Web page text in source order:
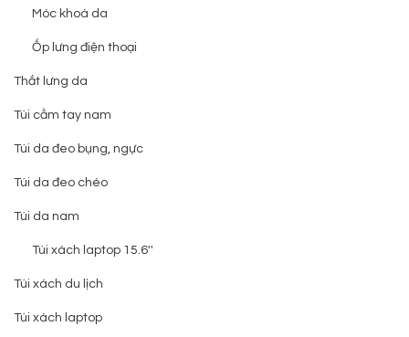
Móc khoá da
Ốp lưng điện thoại
Thắt lưng da
Túi cầm tay nam
Túi da đeo bụng, ngực
Túi da đeo chéo
Túi da nam
Túi xách laptop 15.6''
Túi xách du lịch
Túi xách laptop